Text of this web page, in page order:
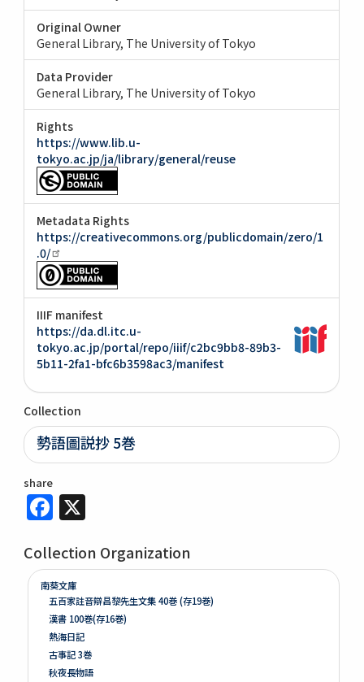
Original Owner
General Library, The University of Tokyo
Data Provider
General Library, The University of Tokyo
Rights
https://www.lib.u-
tokyo.ac.jp/ja/library/general/reuse
Metadata Rights
https://creativecommons.org/publicdomain/zero/1
.0/
IIIF manifest
https://da.dl.itc.u-
tokyo.ac.jp/portal/repo/iiif/c2bc9bb8-89b3-
5b11-2fa1-bfc6b3598ac3/manifest
Collection
勢語圖説抄 5巻
share
Facebook
Collection Organization
南葵文庫
五百家註音辯昌黎先生文集 40巻 (存19巻)
漢書 100巻(存16巻)
熱海日記
古事記 3巻
秋夜長物語